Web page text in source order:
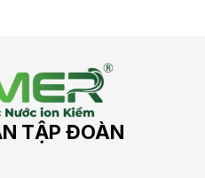
TẬP ĐOÀN